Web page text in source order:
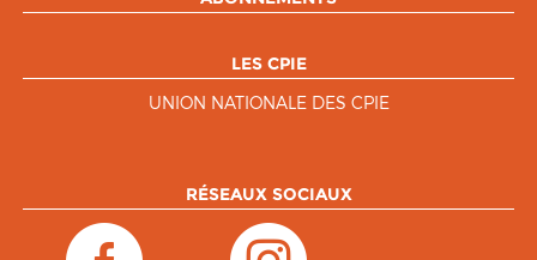
LES CPIE
UNION NATIONALE DES CPIE
RÉSEAUX SOCIAUX